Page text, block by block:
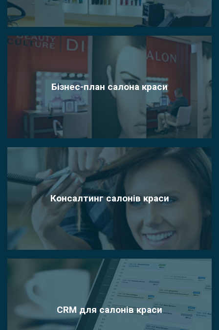
Бізнес-план салона краси
Консалтинг салонів краси
CRM для салонів краси